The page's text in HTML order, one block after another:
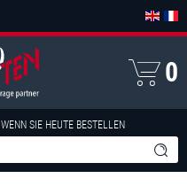
WENN SIE HEUTE BESTELLEN
0